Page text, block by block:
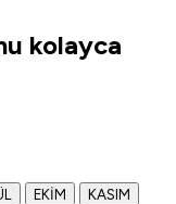
kolayca
EKIM KASIM